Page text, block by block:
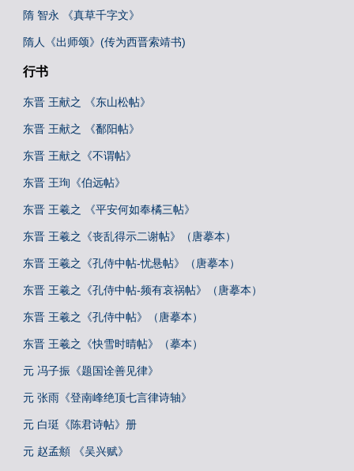
隋 智永 《真草千字文》
隋人《出师颂》(传为西晋索靖书)
行书
东晋 王献之 《东山松帖》
东晋 王献之 《鄱阳帖》
东晋 王献之《不谓帖》
东晋 王珣《伯远帖》
东晋 王羲之 《平安何如奉橘三帖》
东晋 王羲之《丧乱得示二谢帖》（唐摹本）
东晋 王羲之《孔侍中帖-忧悬帖》（唐摹本）
东晋 王羲之《孔侍中帖-频有哀祸帖》（唐摹本）
东晋 王羲之《孔侍中帖》（唐摹本）
东晋 王羲之《快雪时晴帖》（摹本）
元 冯子振《题国诠善见律》
元 张雨《登南峰绝顶七言律诗轴》
元 白珽《陈君诗帖》册
元 赵孟頫 《吴兴赋》